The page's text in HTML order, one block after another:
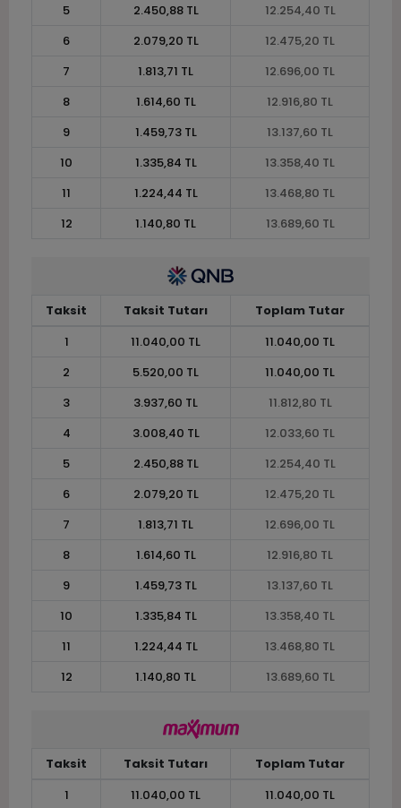
5
2.450,88 TL
12.254,40 TL
6
2.079,20 TL
12.475,20 TL
7
1.813,71 TL
12.696,00 TL
8
1.614,60 TL
12.916,80 TL
9
1.459,73 TL
13.137,60 TL
10
1.335,84 TL
13.358,40 TL
11
1.224,44 TL
13.468,80 TL
12
1.140,80 TL 13.689,60 TL
Taksit Taksit Tutarı
Toplam Tutar
1
11.040,00 TL
11.040,00 TL
2
5.520,00 TL
11.040,00 TL
3
3.937,60 TL
11.812,80 TL
4
3.008,40 TL
12.033,60 TL
5
2.450,88 TL
12.254,40 TL
6
2.079,20 TL
12.475,20 TL
7
1.813,71 TL
12.696,00 TL
8
1.614,60 TL
12.916,80 TL
9
1.459,73 TL
13.137,60 TL
10
1.335,84 TL
13.358,40 TL
11
1.224,44 TL
13.468,80 TL
12
1.140,80 TL 13.689,60 TL
Taksit Taksit Tutarı
Toplam Tutar
1
11.040,00 TL 11.040,00 TL